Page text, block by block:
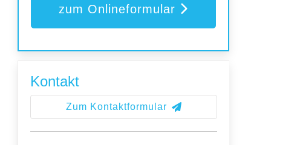
zum Onlineformular
Kontakt
Zum Kontaktformular